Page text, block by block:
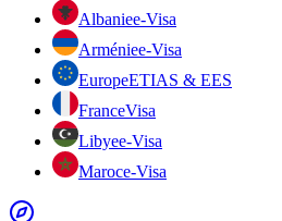
Albaniee-Visa
Arméniee-Visa
EuropeETIAS & EES
FranceVisa
Libyee-Visa
Maroce-Visa